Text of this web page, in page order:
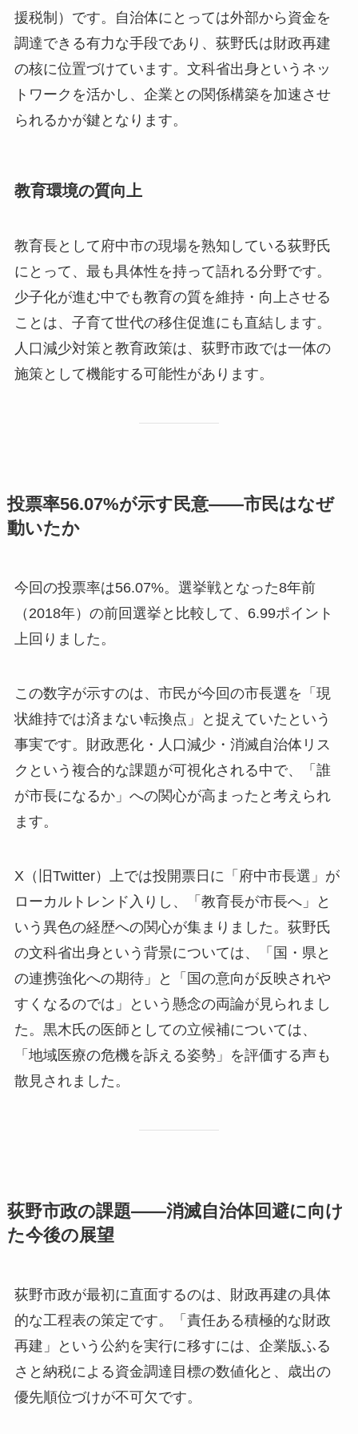
援税制）です。自治体にとっては外部から資金を
調達できる有力な手段であり、荻野氏は財政再建
の核に位置づけています。文科省出身というネッ
トワークを活かし、企業との関係構築を加速させ
られるかが鍵となります。
教育環境の質向上
教育長として府中市の現場を熟知している荻野氏
にとって、最も具体性を持って語れる分野です。
少子化が進む中でも教育の質を維持・向上させる
ことは、子育て世代の移住促進にも直結します。
人口減少対策と教育政策は、荻野市政では一体の
施策として機能する可能性があります。
投票率56.07%が示す民意——市民はなぜ
動いたか
今回の投票率は56.07%。選挙戦となった8年前
（2018年）の前回選挙と比較して、6.99ポイント
上回りました。
この数字が示すのは、市民が今回の市長選を「現
状維持では済まない転換点」と捉えていたという
事実です。財政悪化・人口減少・消滅自治体リス
クという複合的な課題が可視化される中で、「誰
が市長になるか」への関心が高まったと考えられ
ます。
X（旧Twitter）上では投開票日に「府中市長選」が
ローカルトレンド入りし、「教育長が市長へ」と
いう異色の経歴への関心が集まりました。荻野氏
の文科省出身という背景については、「国・県と
の連携強化への期待」と「国の意向が反映されや
すくなるのでは」という懸念の両論が見られまし
た。黒木氏の医師としての立候補については、
「地域医療の危機を訴える姿勢」を評価する声も
散見されました。
荻野市政の課題——消滅自治体回避に向け
た今後の展望
荻野市政が最初に直面するのは、財政再建の具体
的な工程表の策定です。「責任ある積極的な財政
再建」という公約を実行に移すには、企業版ふる
さと納税による資金調達目標の数値化と、歳出の
優先順位づけが不可欠です。